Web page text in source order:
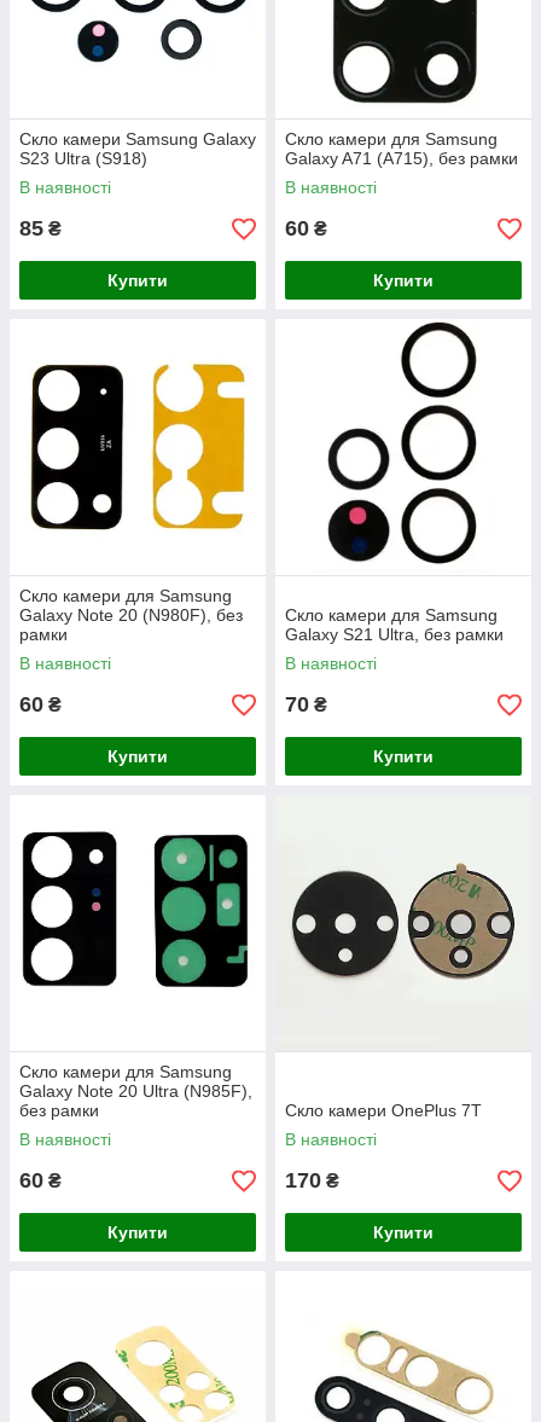
Скло камери Samsung Galaxy
S23 Ultra (S918)
В наявності
85 ₴
Купити
Скло камери для Samsung
Galaxy A71 (A715), без рамки
В наявності
60 ₴
Купити
Скло камери для Samsung
Galaxy Note 20 (N980F), без
рамки
В наявності
60 ₴
Купити
Скло камери для Samsung
Galaxy S21 Ultra, без рамки
В наявності
70 ₴
Купити
Скло камери для Samsung
Galaxy Note 20 Ultra (N985F),
без рамки
В наявності
60 ₴
Купити
Скло камери OnePlus 7T
В наявності
170 ₴
Купити